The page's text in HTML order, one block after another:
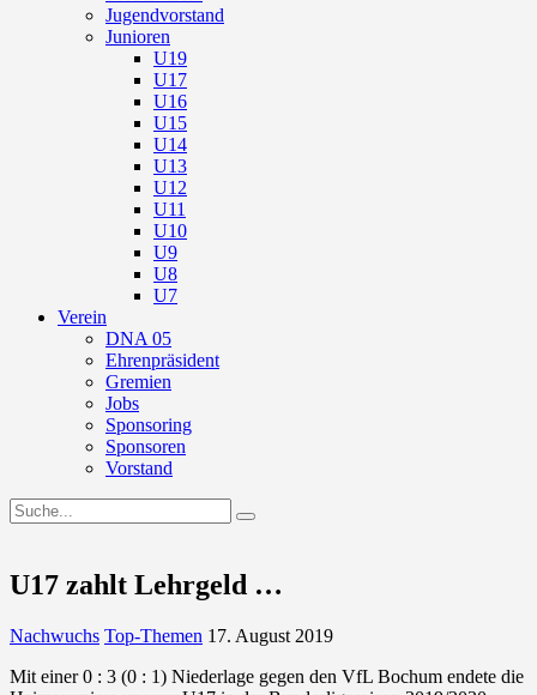
Jugendvorstand
Junioren
U19
U17
U16
U15
U14
U13
U12
U11
U10
U9
U8
U7
Verein
DNA 05
Ehrenpräsident
Gremien
Jobs
Sponsoring
Sponsoren
Vorstand
U17 zahlt Lehrgeld …
Nachwuchs Top-Themen 17. August 2019
Mit einer 0 : 3 (0 : 1) Niederlage gegen den VfL Bochum endete die